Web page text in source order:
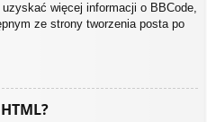
więcej informacji o BBCode,
ze strony tworzenia posta po